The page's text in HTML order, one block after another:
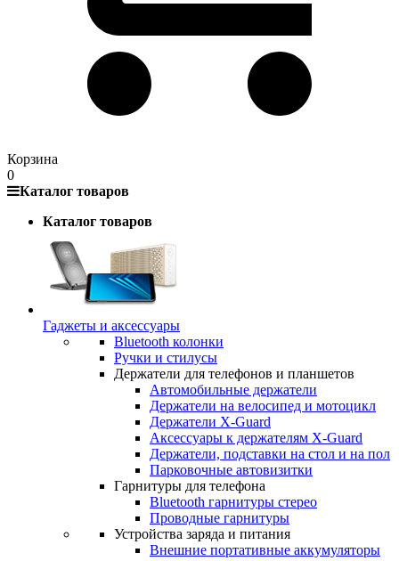
Корзина
0
Каталог товаров
Каталог товаров
Гаджеты и аксессуары
Bluetooth колонки
Ручки и стилусы
Держатели для телефонов и планшетов
Автомобильные держатели
Держатели на велосипед и мотоцикл
Держатели X-Guard
Аксессуары к держателям X-Guard
Держатели, подставки на стол и на пол
Парковочные автовизитки
Гарнитуры для телефона
Bluetooth гарнитуры стерео
Проводные гарнитуры
Устройства заряда и питания
Внешние портативные аккумуляторы